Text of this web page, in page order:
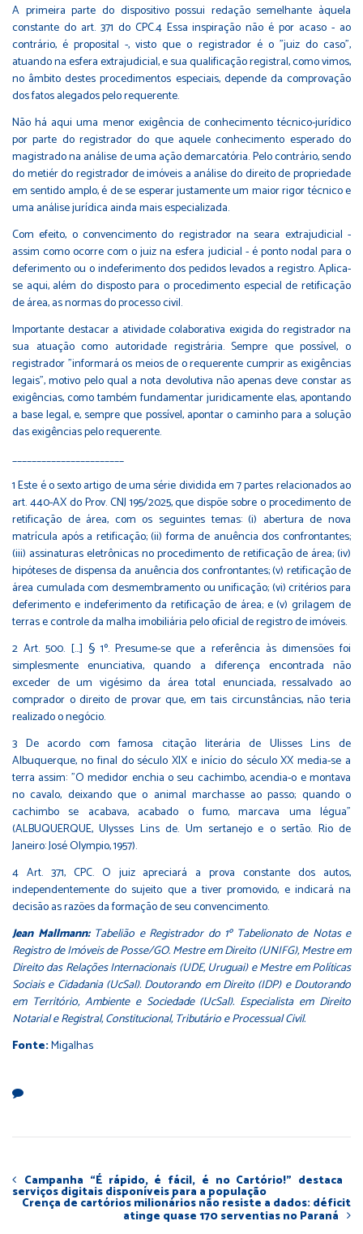
A primeira parte do dispositivo possui redação semelhante àquela
constante do art. 371 do CPC.4 Essa inspiração não é por acaso - ao
contrário, é proposital -, visto que o registrador é o "juiz do caso",
atuando na esfera extrajudicial, e sua qualificação registral, como vimos,
no âmbito destes procedimentos especiais, depende da comprovação
dos fatos alegados pelo requerente.
Não há aqui uma menor exigência de conhecimento técnico-jurídico
por parte do registrador do que aquele conhecimento esperado do
magistrado na análise de uma ação demarcatória. Pelo contrário, sendo
do metiér do registrador de imóveis a análise do direito de propriedade
em sentido amplo, é de se esperar justamente um maior rigor técnico e
uma análise jurídica ainda mais especializada.
Com efeito, o convencimento do registrador na seara extrajudicial -
assim como ocorre com o juiz na esfera judicial - é ponto nodal para o
deferimento ou o indeferimento dos pedidos levados a registro. Aplica-
se aqui, além do disposto para o procedimento especial de retificação
de área, as normas do processo civil.
Importante destacar a atividade colaborativa exigida do registrador na
sua atuação como autoridade registrária. Sempre que possível, o
registrador "informará os meios de o requerente cumprir as exigências
legais", motivo pelo qual a nota devolutiva não apenas deve constar as
exigências, como também fundamentar juridicamente elas, apontando
a base legal, e, sempre que possível, apontar o caminho para a solução
das exigências pelo requerente.
_______________________
1 Este é o sexto artigo de uma série dividida em 7 partes relacionados ao
art. 440-AX do Prov. CNJ 195/2025, que dispõe sobre o procedimento de
retificação de área, com os seguintes temas: (i) abertura de nova
matrícula após a retificação; (ii) forma de anuência dos confrontantes;
(iii) assinaturas eletrônicas no procedimento de retificação de área; (iv)
hipóteses de dispensa da anuência dos confrontantes; (v) retificação de
área cumulada com desmembramento ou unificação; (vi) critérios para
deferimento e indeferimento da retificação de área; e (v) grilagem de
terras e controle da malha imobiliária pelo oficial de registro de imóveis.
2 Art. 500. [...] § 1º. Presume-se que a referência às dimensões foi
simplesmente enunciativa, quando a diferença encontrada não
exceder de um vigésimo da área total enunciada, ressalvado ao
comprador o direito de provar que, em tais circunstâncias, não teria
realizado o negócio.
3 De acordo com famosa citação literária de Ulisses Lins de
Albuquerque, no final do século XIX e início do século XX media-se a
terra assim: "O medidor enchia o seu cachimbo, acendia-o e montava
no cavalo, deixando que o animal marchasse ao passo; quando o
cachimbo se acabava, acabado o fumo, marcava uma légua"
(ALBUQUERQUE, Ulysses Lins de. Um sertanejo e o sertão. Rio de
Janeiro: José Olympio, 1957).
4 Art. 371, CPC. O juiz apreciará a prova constante dos autos,
independentemente do sujeito que a tiver promovido, e indicará na
decisão as razões da formação de seu convencimento.
Jean Mallmann: Tabelião e Registrador do 1º Tabelionato de Notas e
Registro de Imóveis de Posse/GO. Mestre em Direito (UNIFG), Mestre em
Direito das Relações Internacionais (UDE, Uruguai) e Mestre em Políticas
Sociais e Cidadania (UcSal). Doutorando em Direito (IDP) e Doutorando
em Território, Ambiente e Sociedade (UcSal). Especialista em Direito
Notarial e Registral, Constitucional, Tributário e Processual Civil.
Fonte:Migalhas
Campanha “É rápido, é fácil, é no Cartório!” destaca
serviços digitais disponíveis para a população
Crença de cartórios milionários não resiste a dados: déficit
atinge quase 170 serventias no Paraná